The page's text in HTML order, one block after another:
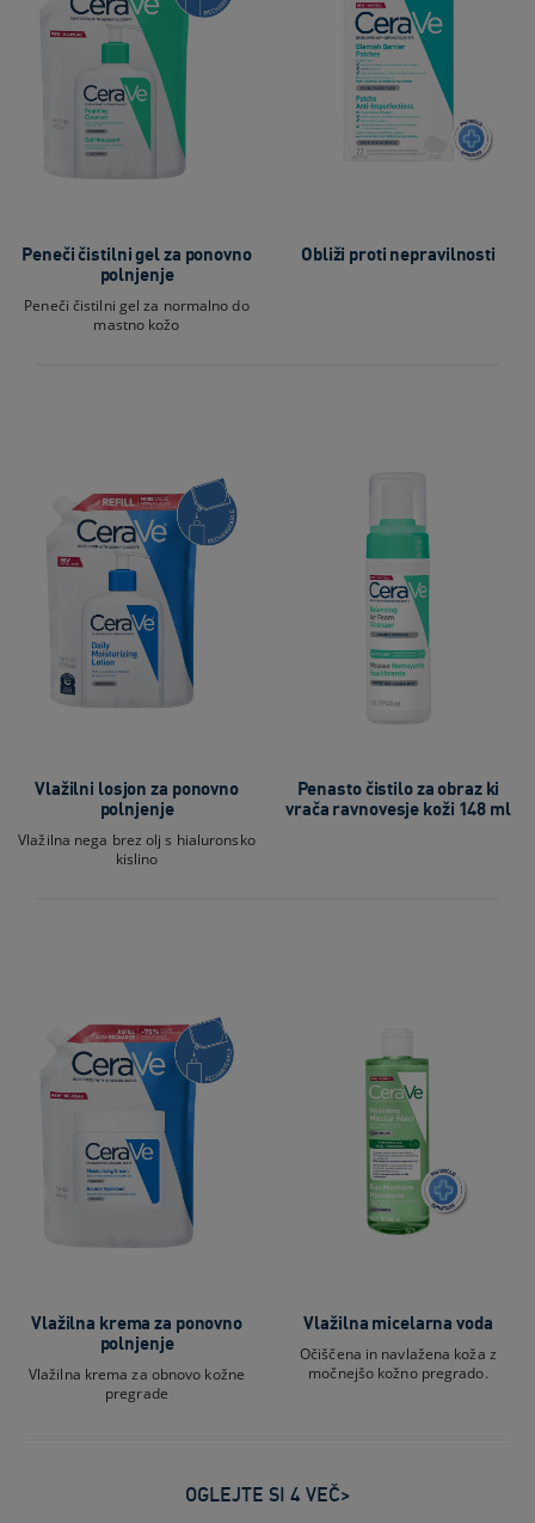
Peneči čistilni gel za ponovno
polnjenje
Peneči čistilni gel za normalno do
mastno kožo
Obliži proti nepravilnosti
Vlažilni losjon za ponovno
polnjenje
Vlažilna nega brez olj s hialuronsko
kislino
Penasto čistilo za obraz ki
vrača ravnovesje koži 148 ml
Vlažilna krema za ponovno
polnjenje
Vlažilna krema za obnovo kožne
pregrade
Vlažilna micelarna voda
Očiščena in navlažena koža z
močnejšo kožno pregrado.
OGLEJTE SI 4 VEČ>